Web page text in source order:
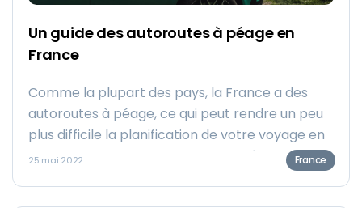
Un guide des autoroutes à péage en
France
Comme la plupart des pays, la France a des
autoroutes à péage, ce qui peut rendre un peu
plus difficile la planification de votre voyage en
France si vous avez un budget limité. Dans ce
blog, vous trouverez des instructions simples,
25 mai 2022 France